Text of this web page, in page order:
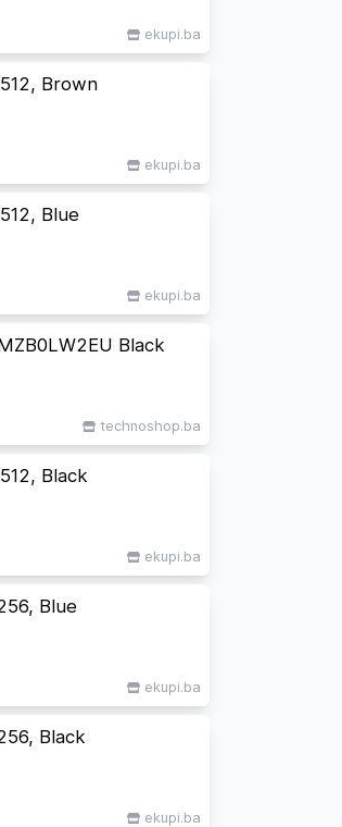
ekupi.ba
Brown
ekupi.ba
Blue
ekupi.ba
Black
technoshop.ba
Black
ekupi.ba
Blue
ekupi.ba
Black
ekupi.ba